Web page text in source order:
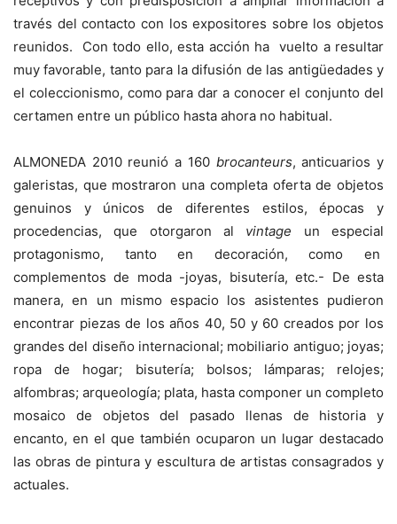
través del contacto con los expositores sobre los objetos
reunidos. Con todo ello, esta acción ha vuelto a resultar
muy favorable, tanto para la difusión de las antigüedades y
el coleccionismo, como para dar a conocer el conjunto del
certamen entre un público hasta ahora no habitual.
ALMONEDA 2010 reunió a 160 brocanteurs, anticuarios y
galeristas, que mostraron una completa oferta de objetos
genuinos y únicos de diferentes estilos, épocas y
procedencias, que otorgaron al vintage un especial
protagonismo, tanto en decoración, como en
complementos de moda -joyas, bisutería, etc.- De esta
manera, en un mismo espacio los asistentes pudieron
encontrar piezas de los años 40, 50 y 60 creados por los
grandes del diseño internacional; mobiliario antiguo; joyas;
ropa de hogar; bisutería; bolsos; lámparas; relojes;
alfombras; arqueología; plata, hasta componer un completo
mosaico de objetos del pasado llenas de historia y
encanto, en el que también ocuparon un lugar destacado
las obras de pintura y escultura de artistas consagrados y
actuales.